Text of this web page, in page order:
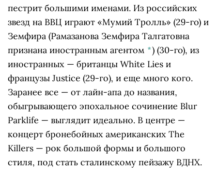
пестрит большими именами. Из российских
звезд на ВВЦ играют «Мумий Тролль» (29-го) и
Земфира (Рамазанова Земфира Талгатовна
признана иностранным агентом *) (30-го), из
иностранных — британцы White Lies и
французы Justice (29-го), и еще много кого.
Заранее все — от лайн-апа до названия,
обыгрывающего эпохальное сочинение Blur
Parklife — выглядит идеально. В центре —
концерт бронебойных американских The
Killers — рок большой формы и большого
стиля, под стать сталинскому пейзажу ВДНХ.